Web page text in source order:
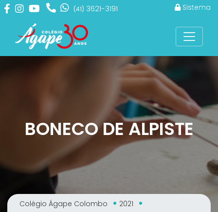
(41) 3621-3191 Sistema
BONECO DE ALPISTE
Colégio Ágape Colombo
2021